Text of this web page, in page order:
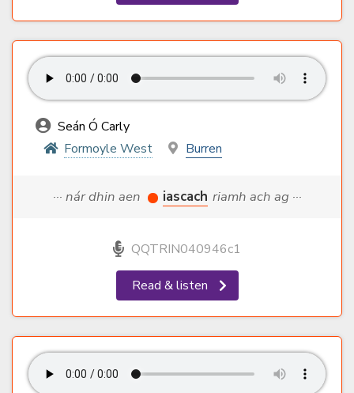
Seán Ó Carly
Formoyle West
Burren
··· nár dhin aen iascach riamh ach ag ···
QQTRIN040946c1
Read & listen